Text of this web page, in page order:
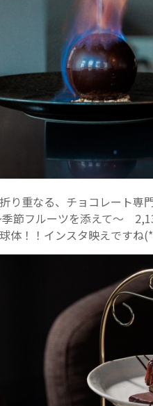
り重なる、チョコレート専
季節フルーツを添えて～
体！！インスタ映えです